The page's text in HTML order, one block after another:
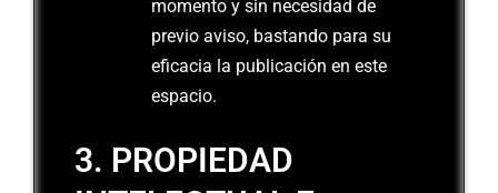
momento y sin necesidad de
previo aviso, bastando para su
eficacia la publicación en este
espacio.
3. PROPIEDAD